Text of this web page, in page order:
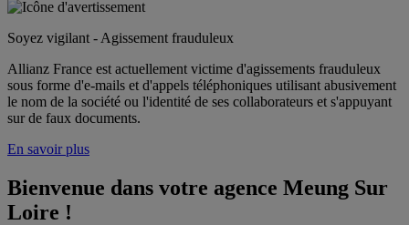
Soyez vigilant - Agissement frauduleux
Allianz France est actuellement victime d'agissements frauduleux
sous forme d'e-mails et d'appels téléphoniques utilisant abusivement
le nom de la société ou l'identité de ses collaborateurs et s'appuyant
sur de faux documents.
En savoir plus
Bienvenue dans votre agence Meung Sur
Loire !